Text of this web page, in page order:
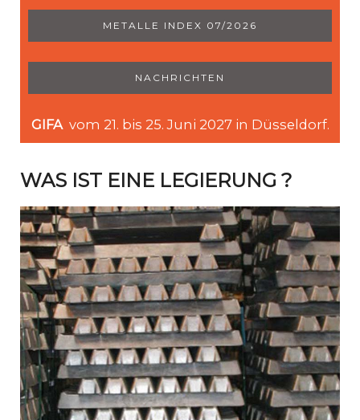
WAS IST EINE LEGIERUNG ?
METALLE INDEX 07/2026
NACHRICHTEN
GIFA vom 21. bis 25. Juni 2027 in Düsseldorf.